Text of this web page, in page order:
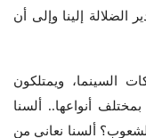
الضلالة إلينا وإلى أن
السينما، ويمتلكون
بمختلف أنواعها.. ألسنا
ألسنا نعاني من